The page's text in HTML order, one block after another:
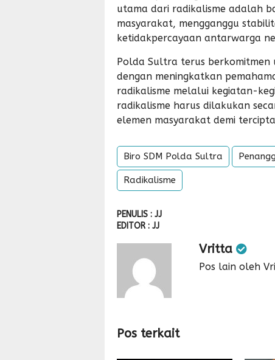
utama dari radikalisme adalah
masyarakat, mengganggu
ketidakpercayaan antarwarga
Polda Sultra terus berkomitmen
dengan meningkatkan
radikalisme melalui kegiatan-
radikalisme harus dilakukan
elemen masyarakat demi
Biro SDM Polda Sultra
Radikalisme
PENULIS : JJ
EDITOR : JJ
Vritta
Pos lain oleh
Pos terkait